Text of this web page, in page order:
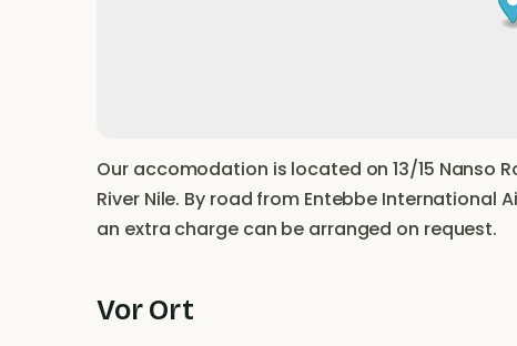
Our accomodation is located on 13/15 Nanso
River Nile. By road from Entebbe International
an extra charge can be arranged on request.
Vor Ort